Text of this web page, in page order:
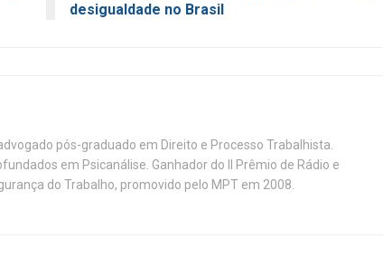
desigualdade no Brasil
pós-graduado em Direito e Processo Trabalhista.
em Psicanálise. Ganhador do II Prêmio de Rádio e
do Trabalho, promovido pelo MPT em 2008.